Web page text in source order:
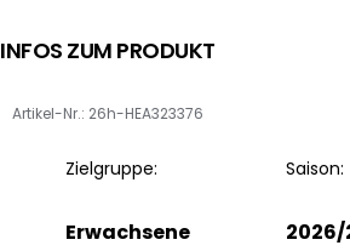
INFOS ZUM PRODUKT
Artikel-Nr.: 26h-HEA323376
Zielgruppe:
Erwachsene
Saison:
2026/